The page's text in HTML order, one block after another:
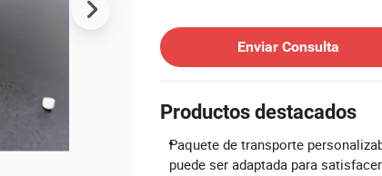
Enviar Consulta
Productos destacados
Paquete de transporte
puede ser adaptada para